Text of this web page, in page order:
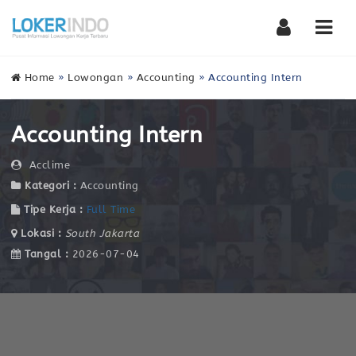
Home » Lowongan » Accounting »Accounting Intern
Accounting Intern
Acclime
Kategori : Accounting
Tipe Kerja : Full Time
Lokasi : South Jakarta
Tangal : 2026-07-04